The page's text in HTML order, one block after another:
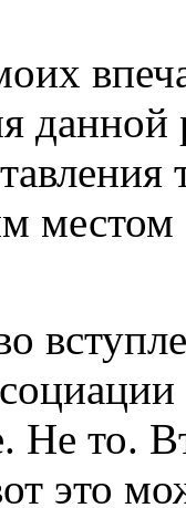
данной
Не то.
это